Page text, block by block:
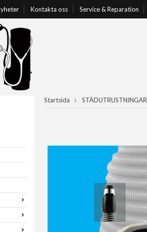
Kontakta oss Service & Reparation
Startsida STÄDUTRUSTNINGAR